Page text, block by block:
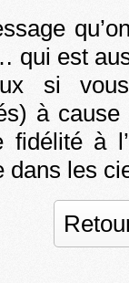
qui est
si
à
fidélité à
dans les